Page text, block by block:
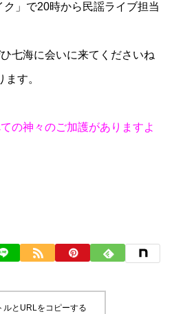
ク 」で20時から民謡ライブ担当
七海に会いに来てくださいね
す。
の神々のご加護がありますよ
ルとURLをコピーする